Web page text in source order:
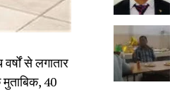
से लगातार
₹40